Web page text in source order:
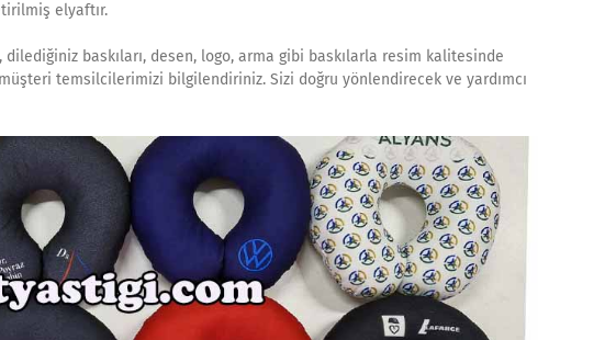
elyaftır.
baskıları, desen, logo, arma gibi baskılarla resim kalitesinde
temsilcilerimizi bilgilendiriniz. Sizi doğru yönlendirecek ve yardımcı